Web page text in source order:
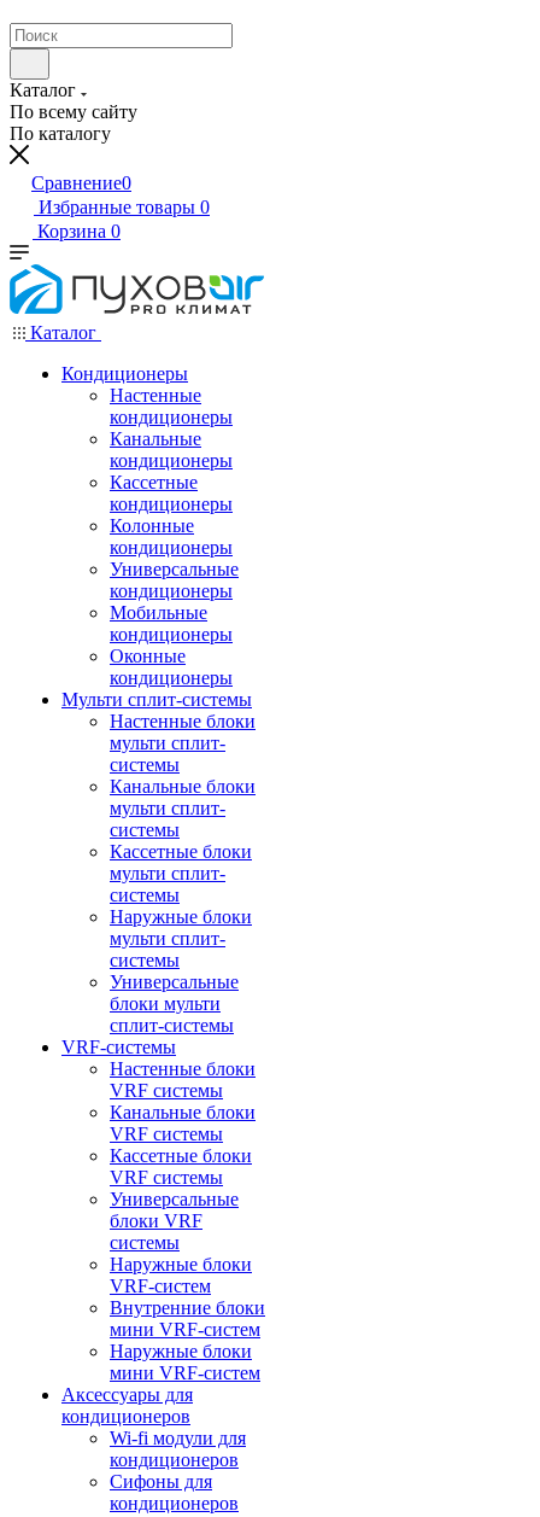
Каталог
По всему сайту
По каталогу
Сравнение0
Избранные товары 0
Корзина 0
Каталог
Кондиционеры
Настенные
кондиционеры
Канальные
кондиционеры
Кассетные
кондиционеры
Колонные
кондиционеры
Универсальные
кондиционеры
Мобильные
кондиционеры
Оконные
кондиционеры
Мульти сплит-системы
Настенные блоки
мульти сплит-
системы
Канальные блоки
мульти сплит-
системы
Кассетные блоки
мульти сплит-
системы
Наружные блоки
мульти сплит-
системы
Универсальные
блоки мульти
сплит-системы
VRF-системы
Настенные блоки
VRF системы
Канальные блоки
VRF системы
Кассетные блоки
VRF системы
Универсальные
блоки VRF
системы
Наружные блоки
VRF-систем
Внутренние блоки
мини VRF-систем
Наружные блоки
мини VRF-систем
Аксессуары для
кондиционеров
Wi-fi модули для
кондиционеров
Сифоны для
кондиционеров